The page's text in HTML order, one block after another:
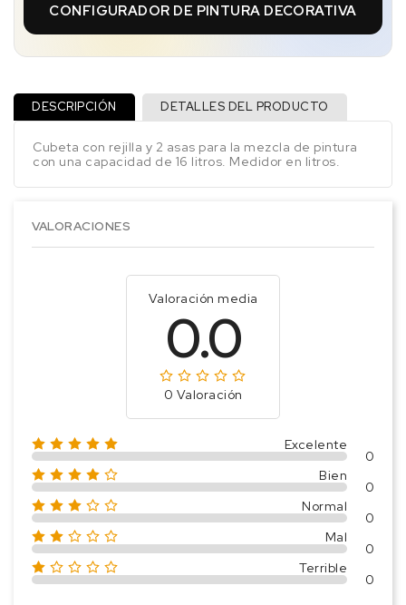
CONFIGURADOR DE PINTURA DECORATIVA
DESCRIPCIÓN DETALLES DEL PRODUCTO
Cubeta con rejilla y 2 asas para la mezcla de pintura
con una capacidad de 16 litros. Medidor en litros.
VALORACIONES
Valoración media
0.0
0 Valoración
Excelente
0
Bien
0
Normal
0
Mal
0
Terrible
0